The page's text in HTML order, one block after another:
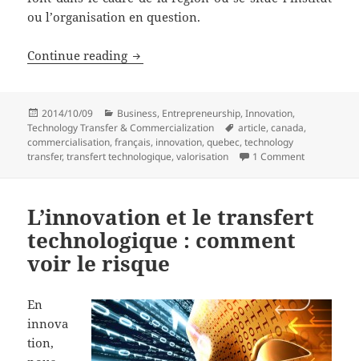
ou l’organisation en question.
Continue reading L’innovation et le transfert
Posted
on
2014/10/09 Categories
Business, Entrepreneurship,Innovation,
Technology Transfer & Commercialization
Tags
article,canada,
commercialisation,français, innovation,quebec,technology
transfer,transfert technologique,valorisation 1 Comment
L’innovation et le transfert
technologique : comment
voir le risque
En
innova
tion,